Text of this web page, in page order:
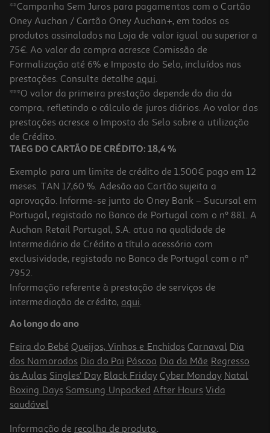
-28%
5.0
Cerveja Preta Sagres 1l
1.89 €/Lt
Price reduced from
2,62 €to
1,89 €
Promoção
-30%
Cerveja Sagres Preta Lata 0.33l (sdr)
2.09 €/Lt
0,69 €
+0,10 € Depósito
**Campanha Sem Juros para pagamentos com o Cartão
Oney Auchan / Cartão Oney Auchan+, em todos os
produtos assinalados na Loja de valor igual ou superior a
75€. Ao valor da compra acresce Comissão de
Formalização até 6% e Imposto do Selo, incluídos nas
prestações. Consulte detalhe aqui.
***O valor da primeira prestação depende do dia da
compra, refletindo o cálculo de juros diários. Ao valor das
prestações acresce o Imposto do Selo sobre a utilização
de Crédito.
TAEG DO CARTÃO DE CRÉDITO: 18,4 %
Exemplo para um limite de crédito de 1.500€ pago em 12
meses. TAN 17,60 %. Adesão ao Cartão sujeita a
aprovação. Informe-se junto do Oney Bank – Sucursal em
Portugal, registado no Banco de Portugal com o nº 881. A
Auchan Retail Portugal, S.A. atua na qualidade de
Intermediário de Crédito a título acessório com
exclusividade, registado no Banco de Portugal com o nº
7952.
Informação referente à prestação de serviços de
intermediação de crédito, aqui.
Ao longo do ano
Feira do Bebé Queijos, Vinhos e Enchidos Carnaval Dia
dos Namorados Dia do Pai Páscoa Dia da Mãe Regresso
às Aulas Singles' Day Black Friday Cyber Monday Natal
Boxing Days Samsung Unpacked After Hours Vida
saudável
Informação de recolha de produto.